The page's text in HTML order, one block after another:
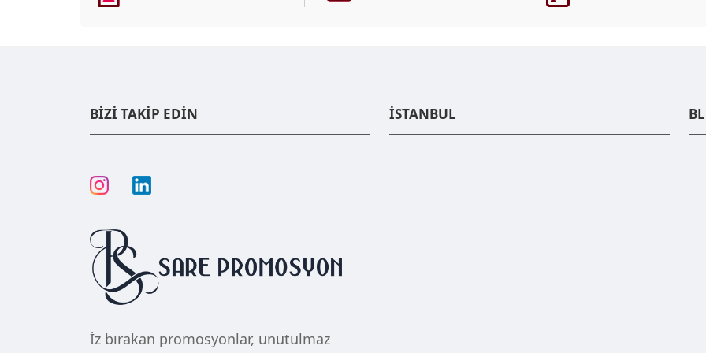
BİZİ TAKİP EDİN
İz bırakan promosyonlar, unutulmaz
İSTANBUL